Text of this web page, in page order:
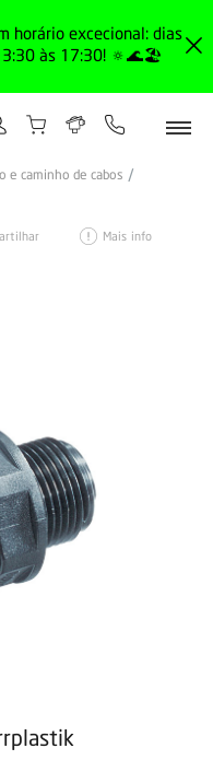
horário excecional: dias
às 17:30! 🔅🌊🏖️
e caminho de cabos
Mais info